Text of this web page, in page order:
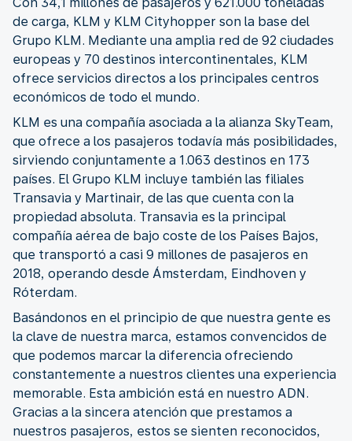
de carga, KLM y KLM Cityhopper son la base del
Grupo KLM. Mediante una amplia red de 92 ciudades
europeas y 70 destinos intercontinentales, KLM
ofrece servicios directos a los principales centros
económicos de todo el mundo.
KLM es una compañía asociada a la alianza SkyTeam,
que ofrece a los pasajeros todavía más posibilidades,
sirviendo conjuntamente a 1.063 destinos en 173
países. El Grupo KLM incluye también las filiales
Transavia y Martinair, de las que cuenta con la
propiedad absoluta. Transavia es la principal
compañía aérea de bajo coste de los Países Bajos,
que transportó a casi 9 millones de pasajeros en
2018, operando desde Ámsterdam, Eindhoven y
Róterdam.
Basándonos en el principio de que nuestra gente es
la clave de nuestra marca, estamos convencidos de
que podemos marcar la diferencia ofreciendo
constantemente a nuestros clientes una experiencia
memorable. Esta ambición está en nuestro ADN.
Gracias a la sincera atención que prestamos a
nuestros pasajeros, estos se sienten reconocidos,